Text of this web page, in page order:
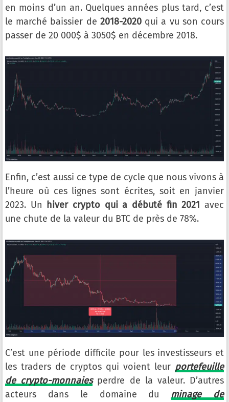
en moins d’un an. Quelques années plus tard, c’est
le marché baissier de 2018-2020qui a vu son cours
passer de 20 000$ à 3050$ en décembre 2018.
Enfin, c’est aussi ce type de cycle que nous vivons à
l’heure où ces lignes sont écrites, soit en janvier
2023. Un
hiver crypto qui a débuté fin 2021 avec
une chute de la valeur du BTC de près de 78%.
C’est une période difficile pour les investisseurs et
les traders de cryptos qui voient leur portefeuille
de crypto-monnaiesperdre de la valeur. D’autres
acteurs dans le domaine du minage de